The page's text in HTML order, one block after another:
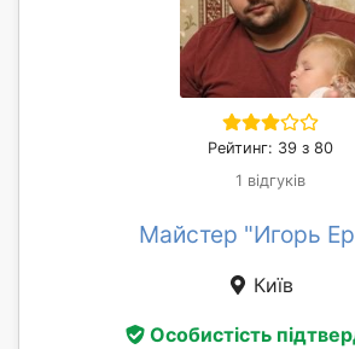
Рейтинг: 39 з 80
1 відгуків
Майстер "Игорь
Київ
Особистість